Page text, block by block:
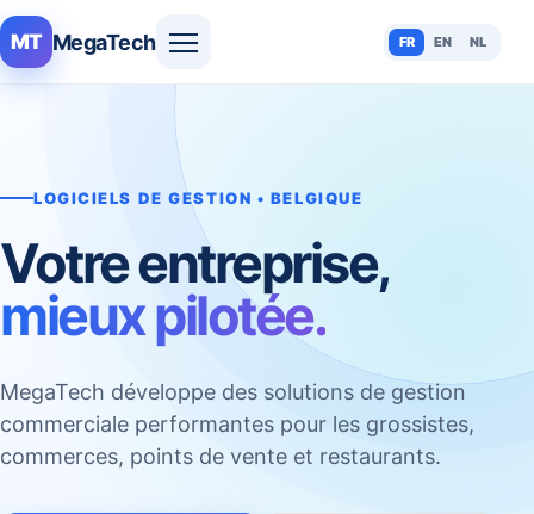
MT MegaTech FR EN NL
LOGICIELS DE GESTION • BELGIQUE
Votre entreprise,
mieux pilotée.
MegaTech développe des solutions de gestion
commerciale performantes pour les grossistes,
commerces, points de vente et restaurants.